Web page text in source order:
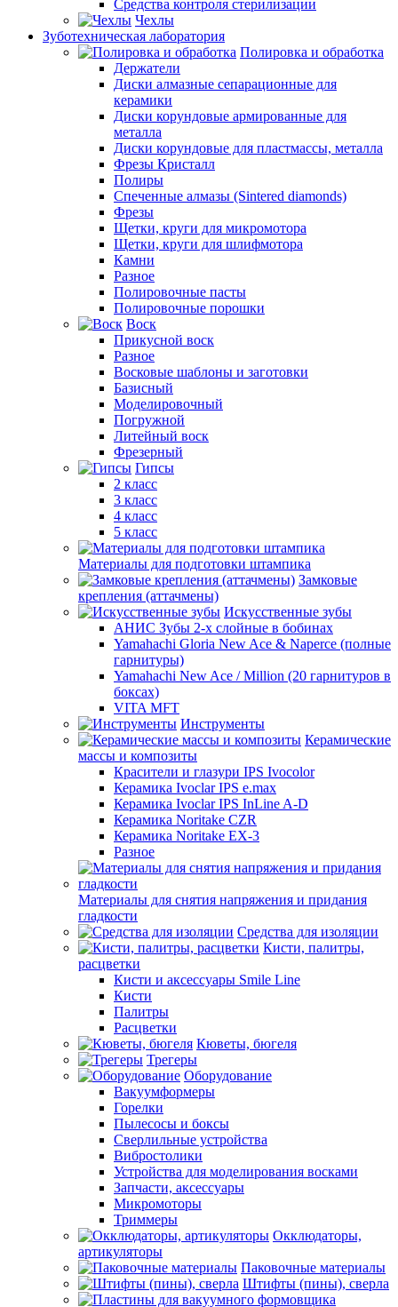
Средства контроля стерилизации
Чехлы
Зуботехническая лаборатория
Полировка и обработка
Держатели
Диски алмазные сепарационные для
керамики
Диски корундовые армированные для
металла
Диски корундовые для пластмассы, металла
Фрезы Кристалл
Полиры
Спеченные алмазы (Sintered diamonds)
Фрезы
Щетки, круги для микромотора
Щетки, круги для шлифмотора
Камни
Разное
Полировочные пасты
Полировочные порошки
Воск
Прикусной воск
Разное
Восковые шаблоны и заготовки
Базисный
Моделировочный
Погружной
Литейный воск
Фрезерный
Гипсы
2 класс
3 класс
4 класс
5 класс
Материалы для подготовки штампика
Замковые
крепления (аттачмены)
Искусственные зубы
АНИС Зубы 2-х слойные в бобинах
Yamahachi Gloria New Ace & Naperce (полные
гарнитуры)
Yamahachi New Ace / Million (20 гарнитуров в
боксах)
VITA MFT
Инструменты
Керамические
массы и композиты
Красители и глазури IPS Ivocolor
Керамика Ivoclar IPS e.max
Керамика Ivoclar IPS InLine A-D
Керамика Noritake CZR
Керамика Noritake EX-3
Разное
Материалы для снятия напряжения и придания
гладкости
Средства для изоляции
Кисти, палитры,
расцветки
Кисти и аксессуары Smile Line
Кисти
Палитры
Расцветки
Кюветы, бюгеля
Трегеры
Оборудование
Вакуумформеры
Горелки
Пылесосы и боксы
Сверлильные устройства
Вибростолики
Устройства для моделирования восками
Запчасти, аксессуары
Микромоторы
Триммеры
Окклюдаторы,
артикуляторы
Паковочные материалы
Штифты (пины), сверла